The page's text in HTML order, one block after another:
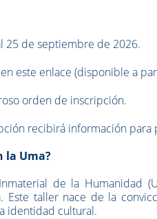
25 de septiembre de 2026.
este enlace (disponible a
orden de inscripción.
recibirá información
la Uma?
de la Humanidad
Este taller nace de la
identidad cultural.